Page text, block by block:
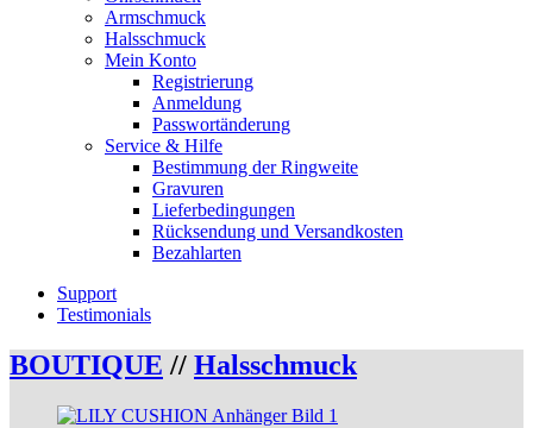
Armschmuck
Halsschmuck
Mein Konto
Registrierung
Anmeldung
Passwortänderung
Service & Hilfe
Bestimmung der Ringweite
Gravuren
Lieferbedingungen
Rücksendung und Versandkosten
Bezahlarten
Support
Testimonials
BOUTIQUE // Halsschmuck